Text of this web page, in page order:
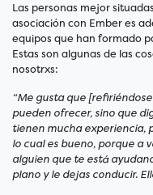
Las personas mejor
asociación con Ember es
equipos que han formado
Estas son algunas de las
nosotrxs:
“Me gusta que
pueden ofrecer, sino que
tienen mucha experiencia,
lo cual es bueno, porque a
alguien que te está
plano y le dejas conducir.